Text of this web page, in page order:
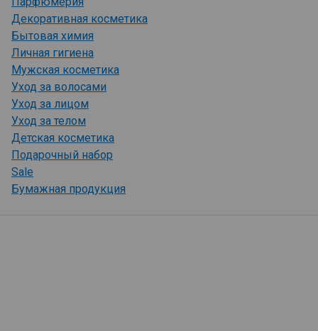
Декоративная косметика
Бытовая химия
Личная гигиена
Мужская косметика
Уход за волосами
Уход за лицом
Уход за телом
Детская косметика
Подарочный набор
Sale
Бумажная продукция